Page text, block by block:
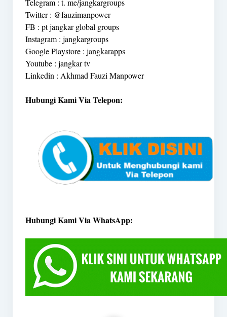
Twitter : @fauzimanpower
FB : pt jangkar global groups
Instagram : jangkargroups
Google Playstore : jangkarapps
Youtube : jangkar tv
Linkedin : Akhmad Fauzi Manpower
Hubungi Kami Via Telepon:
Hubungi Kami Via WhatsApp: